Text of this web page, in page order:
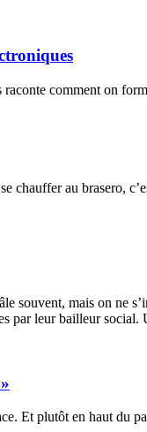
comment on
chauffer au brasero,
souvent, mais on ne
par leur bailleur social.
Et plutôt en haut du